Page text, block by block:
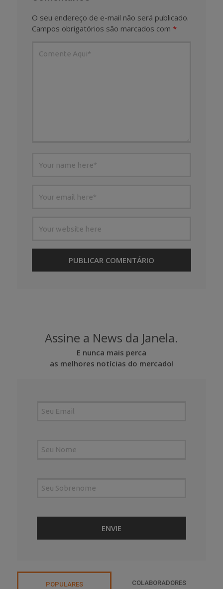
O seu endereço de e-mail não será publicado.
Campos obrigatórios são marcados com *
Assine a News da Janela.
E nunca mais perca
as melhores notícias do mercado!
POPULARES COLABORADORES